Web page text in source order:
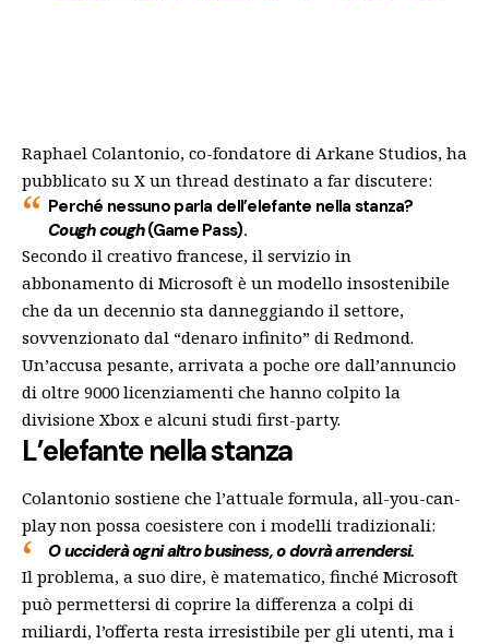
Raphael Colantonio, co-fondatore di Arkane Studios, ha
pubblicato su X un thread destinato a far discutere:
Perché nessuno parla dell’elefante nella stanza?
Cough cough(Game Pass).
Secondo il creativo francese, il servizio in
abbonamento di Microsoft è un modello insostenibile
che da un decennio sta danneggiando il settore,
sovvenzionato dal “denaro infinito” di Redmond.
Un’accusa pesante, arrivata a poche ore dall’annuncio
di oltre 9000 licenziamenti che hanno colpito la
divisione Xbox e alcuni studi first-party.
L’elefante nella stanza
Colantonio sostiene che l’attuale formula, all-you-can-
play non possa coesistere con i modelli tradizionali:
O ucciderà ogni altro business, o dovrà arrendersi.
Il problema, a suo dire, è matematico, finché Microsoft
può permettersi di coprire la differenza a colpi di
miliardi, l’offerta resta irresistibile per gli utenti, ma i